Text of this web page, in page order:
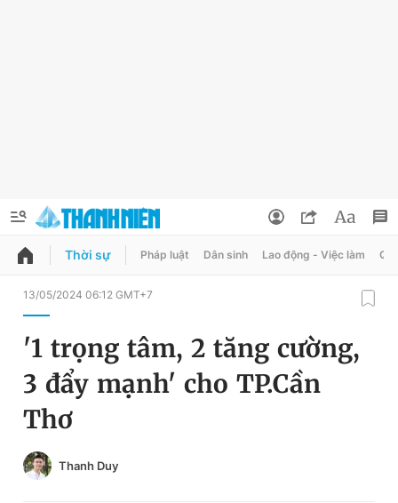
QUẢNG CÁO
Chuyên mục
Chuyên mục khác
Chào ngày mới
Đổi mật khẩu
Tin đã lưu
Thời sự Pháp luật Dân sinh Lao động - Việc làm
13/05/2024 06:12 GMT+7
'1 trọng tâm, 2 tăng cường,
3 đẩy mạnh' cho TP.Cần
Thơ
Thanh Duy